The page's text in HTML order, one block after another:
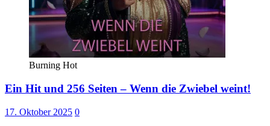
Burning Hot
Ein Hit und 256 Seiten – Wenn die Zwiebel weint!
17. Oktober 2025 0